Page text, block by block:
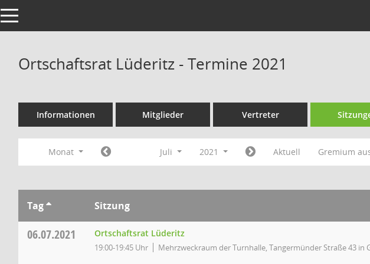
Toggle navigation
Ortschaftsrat Lüderitz - Termine 2021
Informationen Mitglieder Vertreter
Monat Juli 2021 Aktuell Gremium
Tag Sitzung
06.07.2021 Ortschaftsrat Lüderitz
19:00-19:45 Uhr Mehrzweckraum der Turnhalle, Tangermünder Straße 43 in